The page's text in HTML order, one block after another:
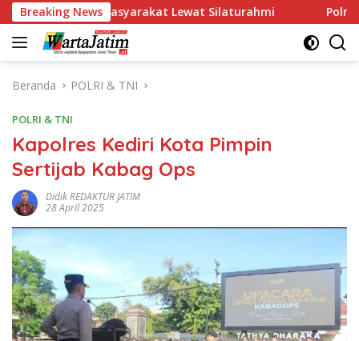
Langsung
ke
konten
Breaking News
Masyarakat Lewat Silaturahmi Polres Gresik
Beranda POLRI & TNI
POLRI & TNI
Kapolres Kediri Kota Pimpin
Sertijab Kabag Ops
Didik REDAKTUR JATIM
28 April 2025